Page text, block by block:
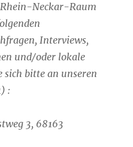
Neckar-Raum
Interviews,
und/oder lokale
sich bitte an unseren
:
3, 68163